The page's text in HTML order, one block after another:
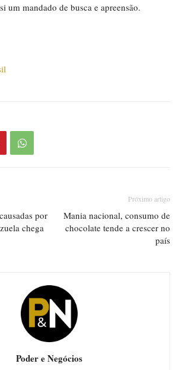
um mandado de busca e apreensão.
por
chega
Próximo artigo
Mania nacional, consumo de
chocolate tende a crescer no
país
Poder e Negócios